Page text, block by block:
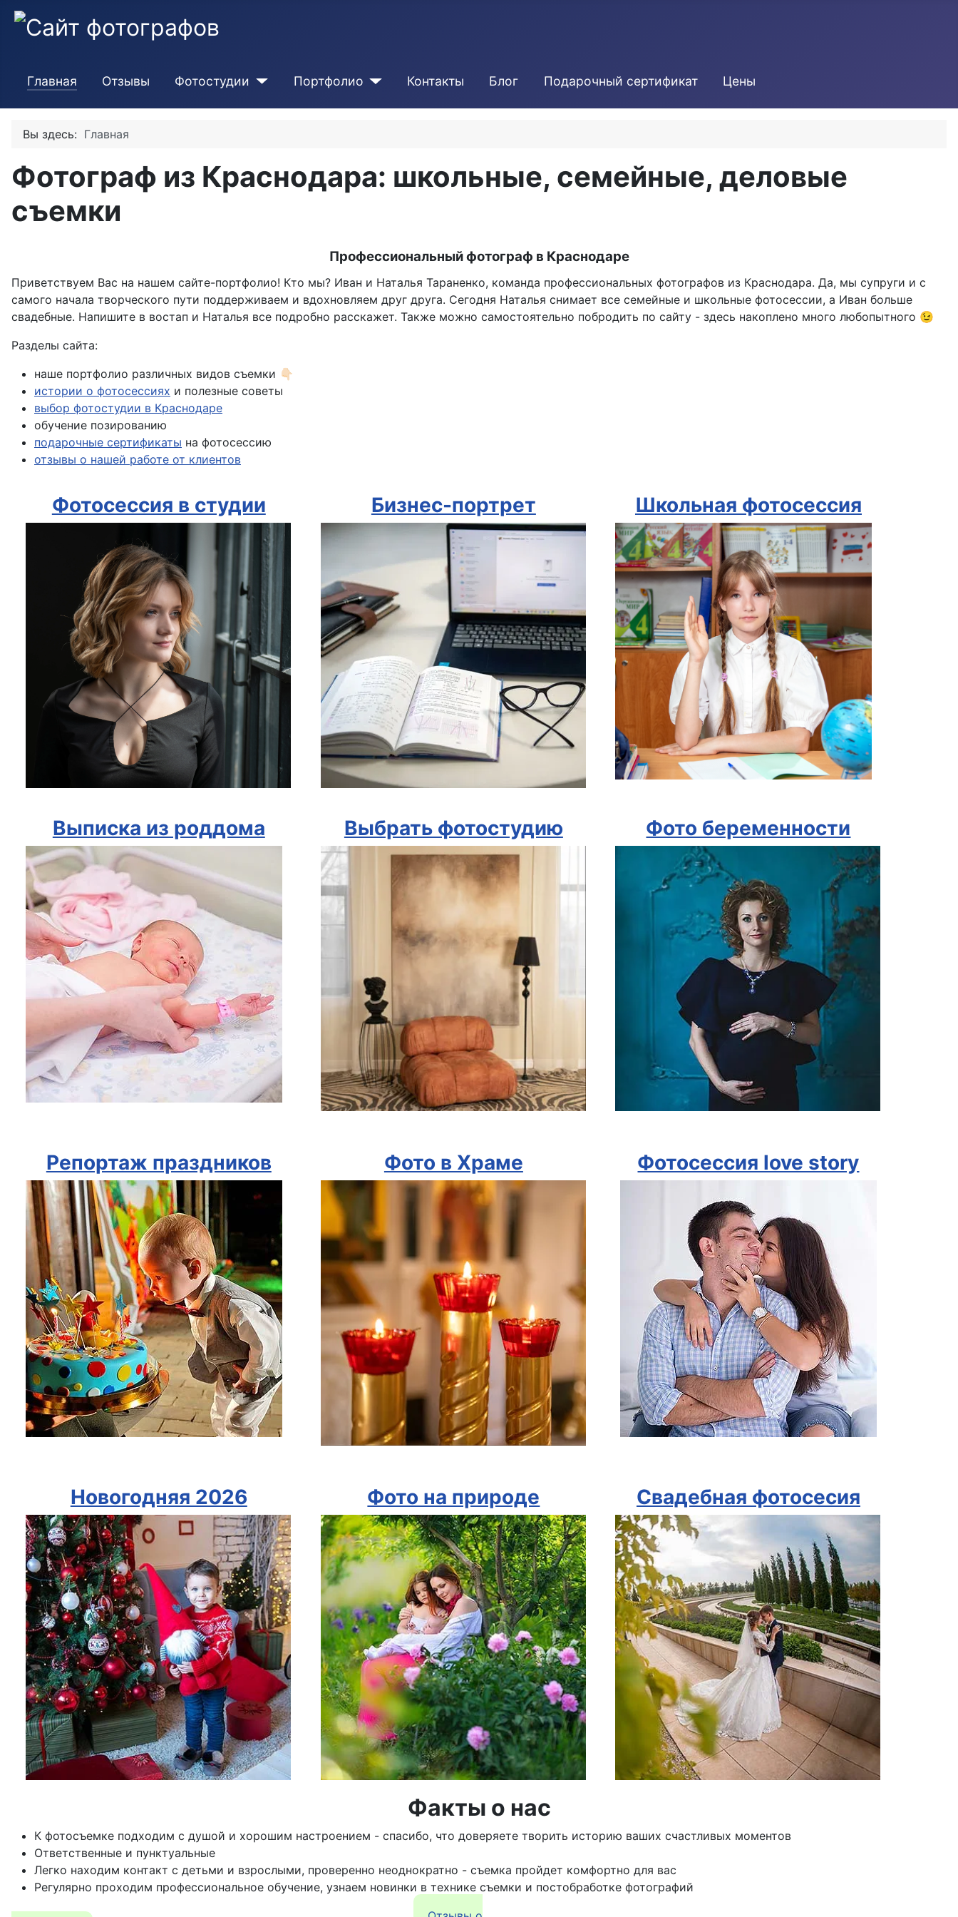
Главная Отзывы Фотостудии Портфолио Контакты Блог Подарочный сертификат Цены
Вы здесь: Главная
Фотограф из Краснодара: школьные, семейные, деловые
съемки
Профессиональный фотограф в Краснодаре
Приветствуем Вас на нашем сайте-портфолио! Кто мы? Иван и Наталья Тараненко, команда профессиональных фотографов из Краснодара. Да, мы супруги и с
самого начала творческого пути поддерживаем и вдохновляем друг друга. Сегодня Наталья снимает все семейные и школьные фотосессии, а Иван больше
свадебные. Напишите в востап и Наталья все подробно расскажет. Также можно самостоятельно побродить по сайту - здесь накоплено много любопытного 😉
Разделы сайта:
наше портфолио различных видов съемки 👇🏻
истории о фотосессиях и полезные советы
выбор фотостудии в Краснодаре
обучение позированию
подарочные сертификаты на фотосессию
отзывы о нашей работе от клиентов
Фотосессия в студии Бизнес-портрет Школьная фотосессия
Выписка из роддома Выбрать фотостудию Фото беременности
Репортаж праздников Фото в Храме Фотосессия love story
Новогодняя 2026 Фото на природе Свадебная фотосесия
Факты о нас
К фотосъемке подходим с душой и хорошим настроением - спасибо, что доверяете творить историю ваших счастливых моментов
Ответственные и пунктуальные
Легко находим контакт с детьми и взрослыми, проверенно неоднократно - съемка пройдет комфортно для вас
Регулярно проходим профессиональное обучение, узнаем новинки в технике съемки и постобработке фотографий